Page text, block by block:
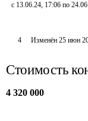
с 13.06.24, 17:06 по
4 Изменён 25 июн
Стоимость
4 320 000